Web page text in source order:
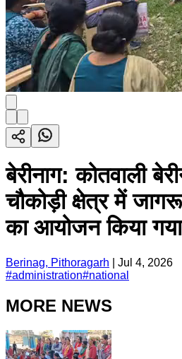
बेरीनाग: कोतवाली
चौकोड़ी क्षेत्र में
का आयोजन किया गया
Berinag, Pithoragarh
Jul 4, 2026
#administration#national
MORE NEWS